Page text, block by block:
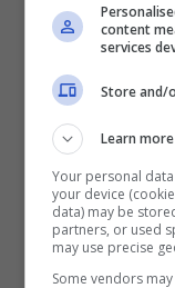
World
può
tv
Nonostante
sul PGA
attribuirà
content
services
Store and/
Learn more
Your personal
your device
data) may be
partners, or used
may use precise
Some vendors